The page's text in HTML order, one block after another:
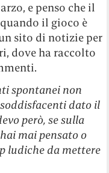
e penso che il
il gioco è
sito di notizie per
dove ha raccolto
spontanei non
dato il
però, se sulla
mai pensato o
ludiche da mettere